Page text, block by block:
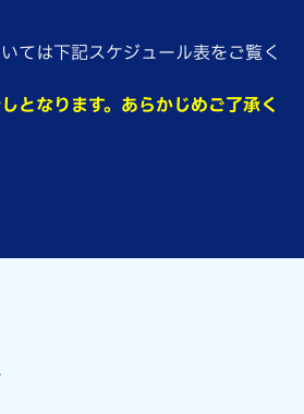
ては下記スケジュール表をご覧く
となります。あらかじめご了承く